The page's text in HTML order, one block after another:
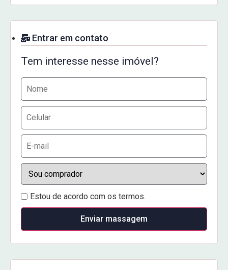
Entrar em contato
Tem interesse nesse imóvel?
Estou de acordo com os termos.
Enviar massagem